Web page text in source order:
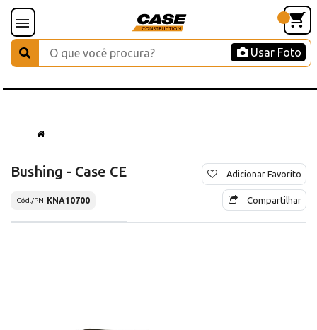
Usar Foto
Bushing - Case CE
Cód./PN KNA10700
Adicionar Favorito
Compartilhar